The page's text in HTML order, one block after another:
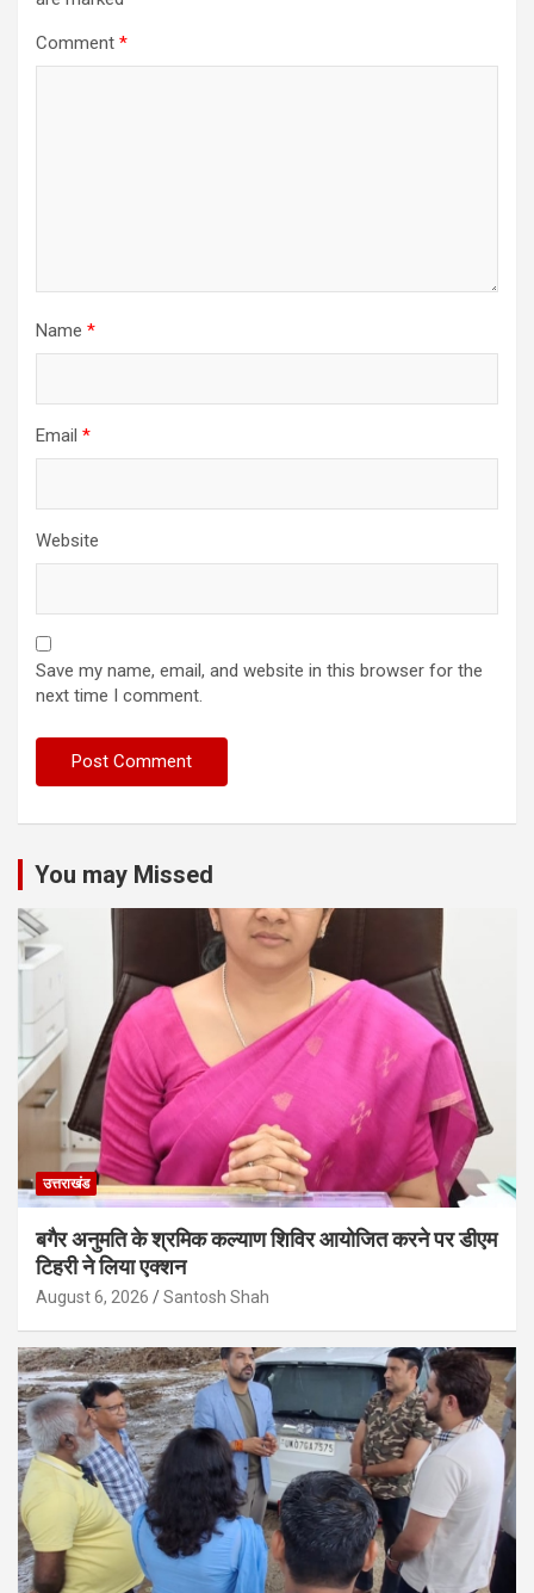
Comment *
Name *
Email *
Website
Save my name, email, and website in this browser for the
next time I comment.
You may Missed
उत्तराखंड
बगैर अनुमति के श्रमिक कल्याण शिविर आयोजित करने पर डीएम
टिहरी ने लिया एक्शन
August 6, 2026 Santosh Shah